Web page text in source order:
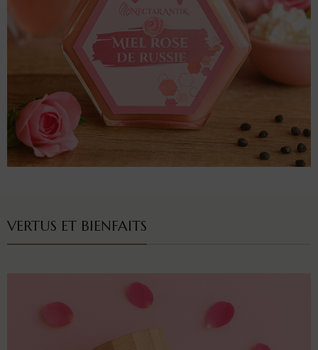
VERTUS ET BIENFAITS